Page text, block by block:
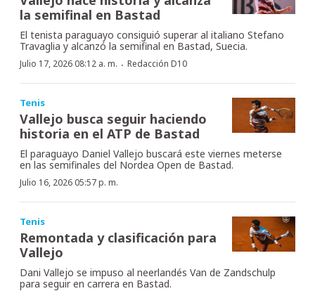
la semifinal en Bastad
El tenista paraguayo consiguió superar al italiano Stefano
Travaglia y alcanzó la semifinal en Bastad, Suecia.
Julio 17, 2026 08:12 a. m. · Redacción D10
Tenis
Vallejo busca seguir haciendo
historia en el ATP de Bastad
El paraguayo Daniel Vallejo buscará este viernes meterse
en las semifinales del Nordea Open de Bastad.
Julio 16, 2026 05:57 p. m.
Tenis
Remontada y clasificación para
Vallejo
Dani Vallejo se impuso al neerlandés Van de Zandschulp
para seguir en carrera en Bastad.